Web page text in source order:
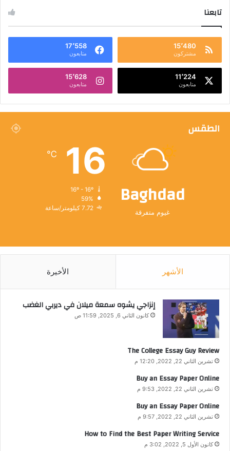
تابعنا
15٬480
مشتركون
17٬558
متابعون
11٬224
متابعون
15٬628
متابعون
الطقس
Baghdad
غيوم متفرقة
16
℃
59%
7.72 كيلومتر/ساعة
الأشهر الأخيرة
إنزاجي يشوه سمعة ميلان في ديربي الغضب
كانون الثاني 6, 2025, 11:59 ص
The College Essay Guy Review
تشرين الثاني 22, 2022, 12:20 م
Buy an Essay Paper Online
تشرين الثاني 22, 2022, 9:53 م
Buy an Essay Paper Online
تشرين الثاني 22, 2022, 9:57 م
How to Find the Best Paper Writing Service
كانون الأول 5, 2022, 3:02 م